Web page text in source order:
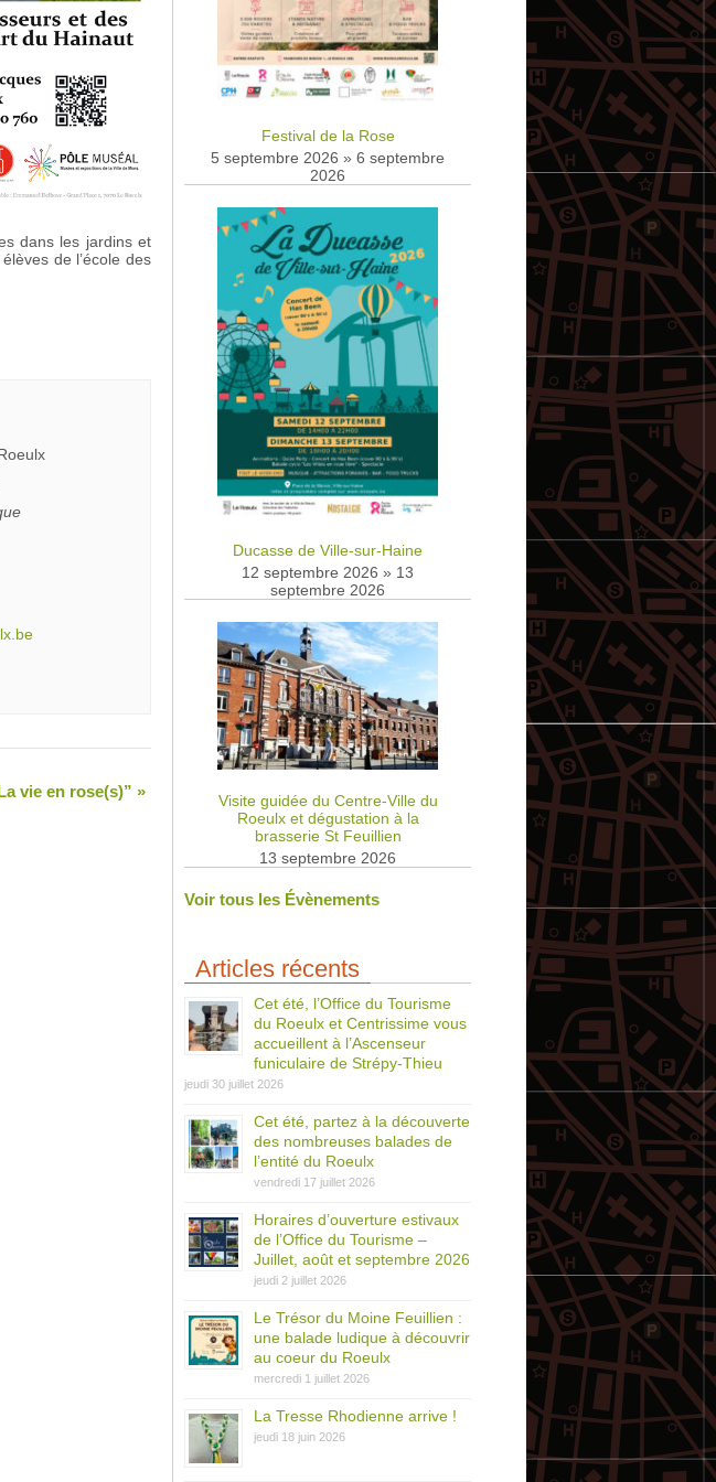
dans les jardins et
de l’école des
vie en rose(s)” »
Festival de la Rose
5 septembre 2026 » 6 septembre
2026
Ducasse de Ville-sur-Haine
12 septembre 2026 » 13
septembre 2026
Visite guidée du Centre-Ville du
Roeulx et dégustation à la
brasserie St Feuillien
13 septembre 2026
Voir tous les Évènements
Articles récents
Cet été, l’Office du Tourisme
du Roeulx et Centrissime vous
accueillent à l’Ascenseur
funiculaire de Strépy-Thieu
jeudi 30 juillet 2026
Cet été, partez à la découverte
des nombreuses balades de
l’entité du Roeulx
vendredi 17 juillet 2026
Horaires d’ouverture estivaux
de l’Office du Tourisme –
Juillet, août et septembre 2026
jeudi 2 juillet 2026
Le Trésor du Moine Feuillien :
une balade ludique à découvrir
au coeur du Roeulx
mercredi 1 juillet 2026
La Tresse Rhodienne arrive !
jeudi 18 juin 2026